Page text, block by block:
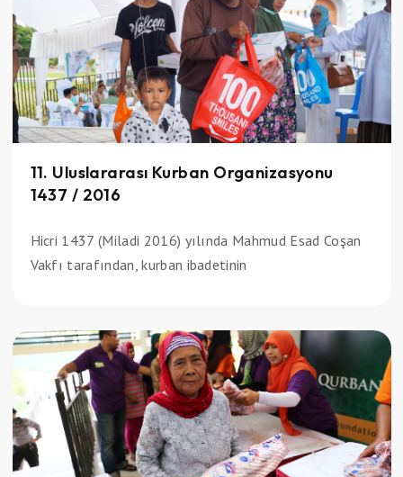
11. Uluslararası Kurban Organizasyonu
1437 / 2016
Hicri 1437 (Miladi 2016) yılında Mahmud Esad Coşan
Vakfı tarafından, kurban ibadetinin